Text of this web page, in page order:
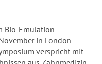
Bio-Emulation-
in London
verspricht mit